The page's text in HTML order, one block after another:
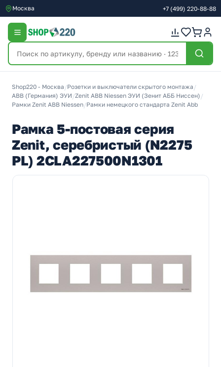
Москва +7 (499) 220-88-88
Shop220 - Москва /Розетки и выключатели скрытого монтажа /
ABB (Германия) ЭУИ /Zenit ABB Niessen ЭУИ (Зенит АББ Ниссен) /
Рамки Zenit ABB Niessen/Рамки немецкого стандарта Zenit Abb
Рамка 5-постовая серия
Zenit, серебристый (N2275
PL) 2CLA227500N1301